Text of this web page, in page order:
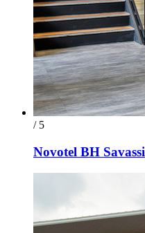
/ 5
Novotel BH Savassi